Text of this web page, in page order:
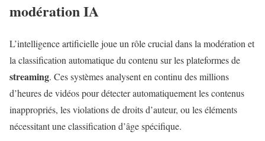
modération IA
L’intelligence artificielle joue un rôle crucial dans la modération et
la classification automatique du contenu sur les plateformes de
streaming. Ces systèmes analysent en continu des millions
d’heures de vidéos pour détecter automatiquement les contenus
inappropriés, les violations de droits d’auteur, ou les éléments
nécessitant une classification d’âge spécifique.